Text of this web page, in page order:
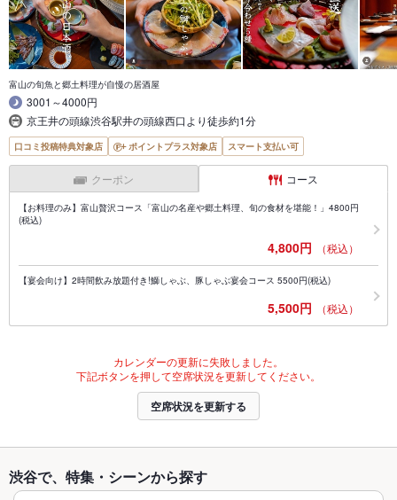
富山の旬魚と郷土料理が自慢の居酒屋
3001～4000円
京王井の頭線渋谷駅井の頭線西口より徒歩約1分
口コミ投稿特典対象店 ポイントプラス対象店 スマート支払い可
クーポン コース
【お料理のみ】富山贅沢コース「富山の名産や郷土料理、旬の食材を堪能！」4800円
(税込)
4,800円 （税込）
【宴会向け】2時間飲み放題付き!鰤しゃぶ、豚しゃぶ宴会コース 5500円(税込)
5,500円 （税込）
カレンダーの更新に失敗しました。
下記ボタンを押して空席状況を更新してください。
空席状況を更新する
渋谷で、特集・シーンから探す